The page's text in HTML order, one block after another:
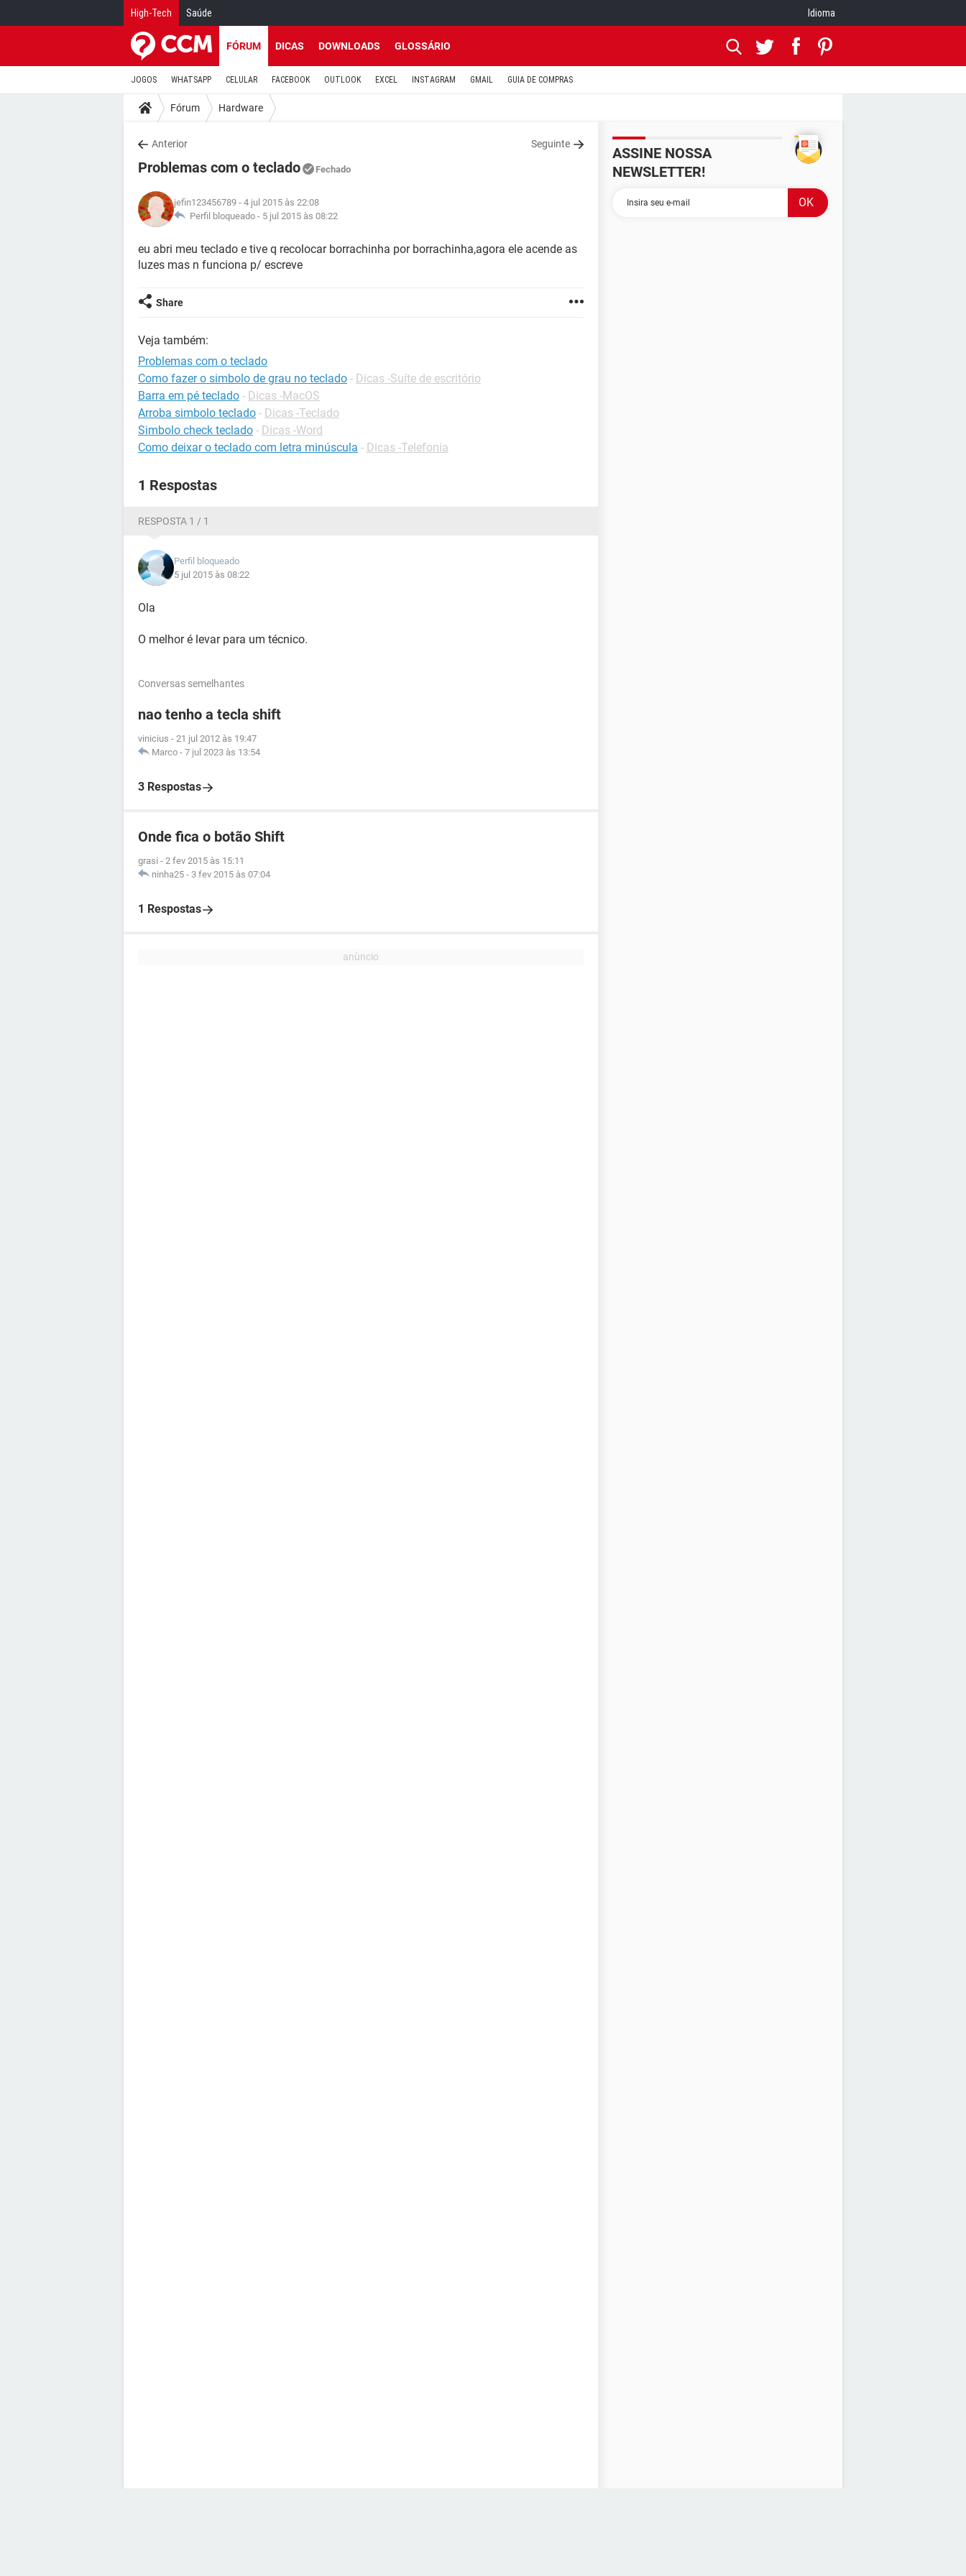
High-Tech Saúde Idioma
FÓRUM DICAS DOWNLOADS GLOSSÁRIO
JOGOS WHATSAPP CELULAR FACEBOOK OUTLOOK EXCEL INSTAGRAM GMAIL GUIA DE COMPRAS
Fórum Hardware
Anterior Seguinte
Problemas com o teclado Fechado
jefin123456789 - 4 jul 2015 às 22:08
Perfil bloqueado - 5 jul 2015 às 08:22
eu abri meu teclado e tive q recolocar borrachinha por borrachinha,agora ele acende as
luzes mas n funciona p/ escreve
Share
Veja também:
Problemas com o teclado
Como fazer o simbolo de grau no teclado - Dicas -Suíte de escritório
Barra em pé teclado - Dicas -MacOS
Arroba simbolo teclado - Dicas -Teclado
Simbolo check teclado - Dicas -Word
Como deixar o teclado com letra minúscula - Dicas -Telefonia
1 Respostas
RESPOSTA 1 / 1
Perfil bloqueado
5 jul 2015 às 08:22
Ola
O melhor é levar para um técnico.
Conversas semelhantes
nao tenho a tecla shift
vinicius - 21 jul 2012 às 19:47
Marco - 7 jul 2023 às 13:54
3 Respostas
Onde fica o botão Shift
grasi - 2 fev 2015 às 15:11
ninha25 - 3 fev 2015 às 07:04
1 Respostas
ASSINE NOSSA
NEWSLETTER!